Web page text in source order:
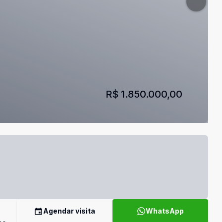
R$ 1.850.000,00
Agendar visita WhatsApp